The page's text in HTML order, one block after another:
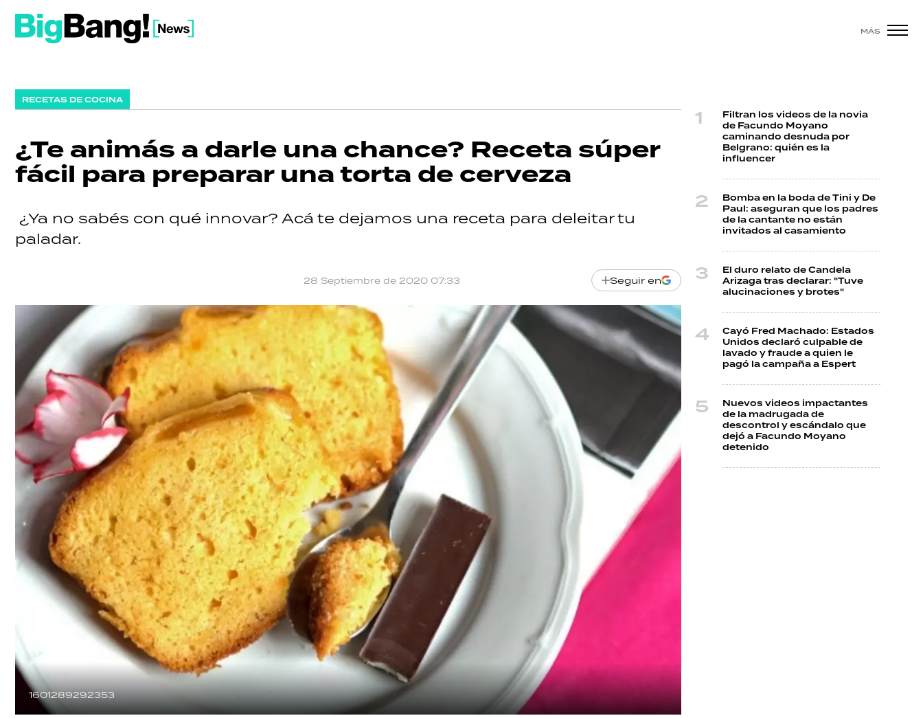
MÁS
RECETAS DE COCINA
¿Te animás a darle una chance? Receta súper
fácil para preparar una torta de cerveza
¿Ya no sabés con qué innovar? Acá te dejamos una receta para deleitar tu
paladar.
28 Septiembre de 2020 07:33 Seguir en
1601289292353
Filtran los videos de la novia
de Facundo Moyano
caminando desnuda por
Belgrano: quién es la
influencer
Bomba en la boda de Tini y De
Paul: aseguran que los padres
de la cantante no están
invitados al casamiento
El duro relato de Candela
Arizaga tras declarar: "Tuve
alucinaciones y brotes"
Cayó Fred Machado: Estados
Unidos declaró culpable de
lavado y fraude a quien le
pagó la campaña a Espert
Nuevos videos impactantes
de la madrugada de
descontrol y escándalo que
dejó a Facundo Moyano
detenido